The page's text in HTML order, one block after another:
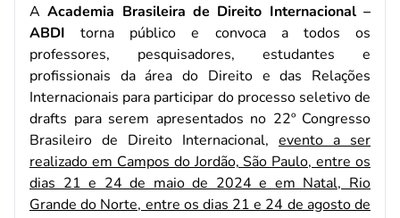
AAcademia Brasileira de Direito Internacional –
ABDI torna público e convoca a todos os
professores, pesquisadores, estudantes e
profissionais da área do Direito e das Relações
Internacionais para participar do processo seletivo de
drafts para serem apresentados no 22º Congresso
Brasileiro de Direito Internacional, evento a ser
realizado em Campos do Jordão, São Paulo, entre os
dias 21 e 24 de maio de 2024 e em Natal, Rio
Grande do Norte, entre os dias 21 e 24 de agosto de